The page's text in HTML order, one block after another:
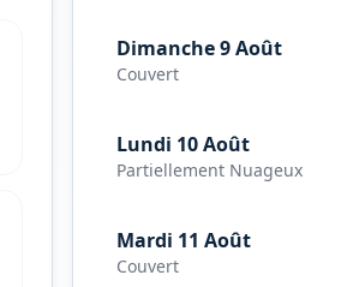
Dimanche 9 Août
Couvert
Lundi 10 Août
Partiellement Nuageux
Mardi 11 Août
Couvert